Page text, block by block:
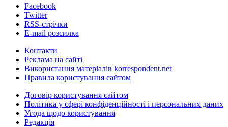
Facebook
Twitter
RSS-стрічки
E-mail розсилка
Контакти
Реклама на сайті
Використання матеріалів korrespondent.net
Правила користування сайтом
Договір користування сайтом
Політика у сфері конфіденційності і персональних даних
Угода щодо користування
Редакція